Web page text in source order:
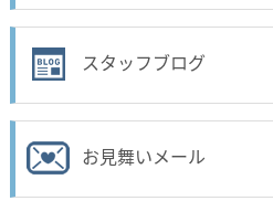
スタッフブログ
お見舞いメール